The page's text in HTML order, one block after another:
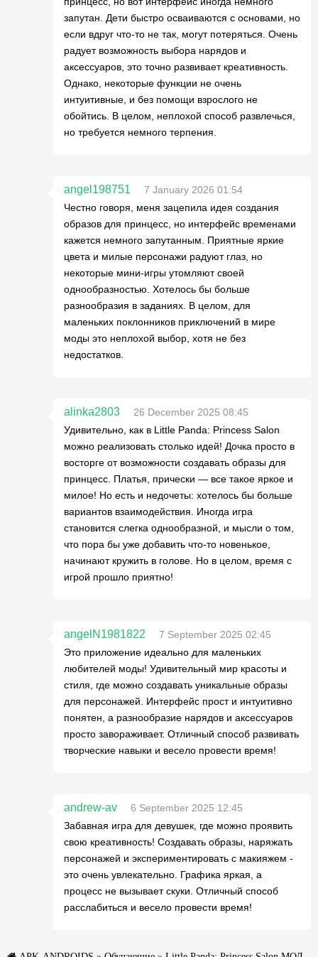
запутан. Дети быстро осваиваются с основами, но
если вдруг что-то не так, могут потеряться. Очень
радует возможность выбора нарядов и
аксессуаров, это точно развивает креативность.
Однако, некоторые функции не очень
интуитивные, и без помощи взрослого не
обойтись. В целом, неплохой способ развлечься,
но требуется немного терпения.
angel198751
7 January 2026 01:54
Честно говоря, меня зацепила идея создания
образов для принцесс, но интерфейс временами
кажется немного запутанным. Приятные яркие
цвета и милые персонажи радуют глаз, но
некоторые мини-игры утомляют своей
однообразностью. Хотелось бы больше
разнообразия в заданиях. В целом, для
маленьких поклонников приключений в мире
моды это неплохой выбор, хотя не без
недостатков.
alinka2803
26 December 2025 08:45
Удивительно, как в Little Panda: Princess Salon
можно реализовать столько идей! Дочка просто в
восторге от возможности создавать образы для
принцесс. Платья, прически — все такое яркое и
милое! Но есть и недочеты: хотелось бы больше
вариантов взаимодействия. Иногда игра
становится слегка однообразной, и мысли о том,
что пора бы уже добавить что-то новенькое,
начинают кружить в голове. Но в целом, время с
игрой прошло приятно!
angelN1981822
7 September 2025 02:45
Это приложение идеально для маленьких
любителей моды! Удивительный мир красоты и
стиля, где можно создавать уникальные образы
для персонажей. Интерфейс прост и интуитивно
понятен, а разнообразие нарядов и аксессуаров
просто завораживает. Отличный способ развивать
творческие навыки и весело провести время!
andrew-av
6 September 2025 12:45
Забавная игра для девушек, где можно проявить
свою креативность! Создавать образы, наряжать
персонажей и экспериментировать с макияжем -
это очень увлекательно. Графика яркая, а
процесс не вызывает скуки. Отличный способ
расслабиться и весело провести время!